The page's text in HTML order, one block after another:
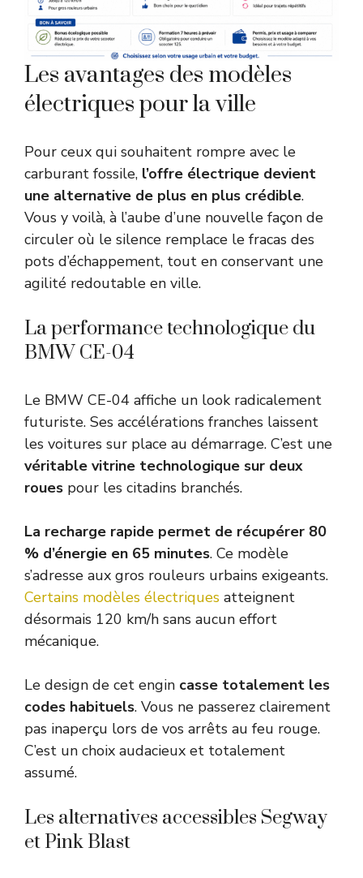
Les avantages des modèles
électriques pour la ville
Pour ceux qui souhaitent rompre avec le
carburant fossile, l’offre électrique devient
une alternative de plus en plus crédible.
Vous y voilà, à l’aube d’une nouvelle façon de
circuler où le silence remplace le fracas des
pots d’échappement, tout en conservant une
agilité redoutable en ville.
La performance technologique du
BMW CE-04
Le BMW CE-04 affiche un look radicalement
futuriste. Ses accélérations franches laissent
les voitures sur place au démarrage. C’est une
véritable vitrine technologique sur deux
roues pour les citadins branchés.
La recharge rapide permet de récupérer 80
% d’énergie en 65 minutes. Ce modèle
s’adresse aux gros rouleurs urbains exigeants.
Certains modèles électriques atteignent
désormais 120 km/h sans aucun effort
mécanique.
Le design de cet engin casse totalement les
codes habituels. Vous ne passerez clairement
pas inaperçu lors de vos arrêts au feu rouge.
C’est un choix audacieux et totalement
assumé.
Les alternatives accessibles Segway
et Pink Blast